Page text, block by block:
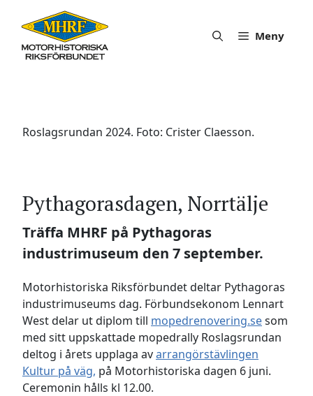
innehåll
Meny
Roslagsrundan 2024. Foto: Crister Claesson.
Pythagorasdagen, Norrtälje
Träffa MHRF på Pythagoras
industrimuseum den 7 september.
Motorhistoriska Riksförbundet deltar Pythagoras
industrimuseums dag. Förbundsekonom Lennart
West delar ut diplom till mopedrenovering.sesom
med sitt uppskattade mopedrally Roslagsrundan
deltog i årets upplaga avarrangörstävlingen
Kultur på väg, på Motorhistoriska dagen 6 juni.
Ceremonin hålls kl 12.00.